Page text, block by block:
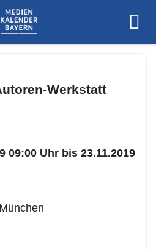
Werkstatt
09:00 Uhr bis 23.11.2019